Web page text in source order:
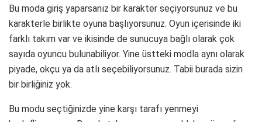
Bu moda giriş yaparsanız bir karakter seçiyorsunuz ve bu
karakterle birlikte oyuna başlıyorsunuz. Oyun içerisinde iki
farklı takım var ve ikisinde de sunucuya bağlı olarak çok
sayıda oyuncu bulunabiliyor. Yine üstteki modla aynı olarak
piyade, okçu ya da atlı seçebiliyorsunuz. Tabii burada sizin
bir birliğiniz yok.
Bu modu seçtiğinizde yine karşı tarafı yenmeyi